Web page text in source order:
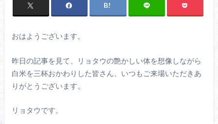
おはようございます。
昨日の記事を見て、リョタウの艶かしい体を想像しながら
白米を三杯おかわりした皆さん、いつもご来場いただきあ
りがとうございます。
リョタウです。